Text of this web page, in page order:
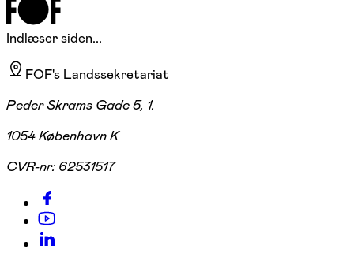
Indlæser siden...
FOF's Landssekretariat
Peder Skrams Gade 5, 1.
1054 København K
CVR-nr: 62531517